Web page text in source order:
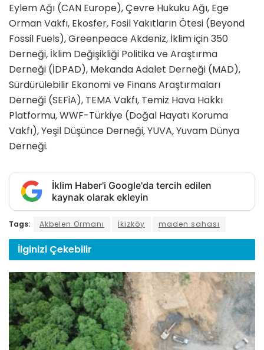
Eylem Ağı (CAN Europe), Çevre Hukuku Ağı, Ege
Orman Vakfı, Ekosfer, Fosil Yakıtların Ötesi (Beyond
Fossil Fuels), Greenpeace Akdeniz, İklim için 350
Derneği, İklim Değişikliği Politika ve Araştırma
Derneği (İDPAD), Mekanda Adalet Derneği (MAD),
Sürdürülebilir Ekonomi ve Finans Araştırmaları
Derneği (SEFiA), TEMA Vakfı, Temiz Hava Hakkı
Platformu,WWF-Türkiye (Doğal Hayatı Koruma
Vakfı), Yeşil Düşünce Derneği,YUVA,Yuvam Dünya
Derneği.
İklim Haber'i Google'da tercih edilen
kaynak olarak ekleyin
Tags: Akbelen Ormanı İkizköy maden sahası
İlginizi Çekebilir